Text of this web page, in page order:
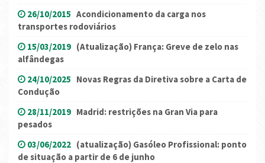
26/10/2015 Acondicionamento da carga nos
transportes rodoviários
15/03/2019 (Atualização) França: Greve de zelo nas
alfândegas
24/10/2025 Novas Regras da Diretiva sobre a Carta de
Condução
28/11/2019 Madrid: restrições na Gran Via para
pesados
03/06/2022 (atualização) Gasóleo Profissional: ponto
de situação a partir de 6 de junho